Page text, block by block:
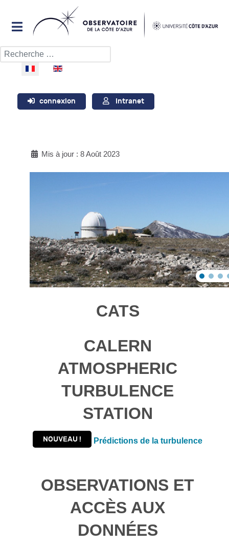
Rechercher
Sélectionnez votre langue
connexion Intranet
Mis à jour : 8 Août 2023
CATS
CALERN
ATMOSPHERIC
TURBULENCE
STATION
NOUVEAU ! Prédictions de la turbulence
OBSERVATIONS ET
ACCÈS AUX
DONNÉES